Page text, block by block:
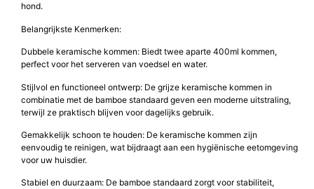
hond.
Belangrijkste Kenmerken:
Dubbele keramische kommen: Biedt twee aparte 400ml kommen,
perfect voor het serveren van voedsel en water.
Stijlvol en functioneel ontwerp: De grijze keramische kommen in
combinatie met de bamboe standaard geven een moderne uitstraling,
terwijl ze praktisch blijven voor dagelijks gebruik.
Gemakkelijk schoon te houden: De keramische kommen zijn
eenvoudig te reinigen, wat bijdraagt aan een hygiënische eetomgeving
voor uw huisdier.
Stabiel en duurzaam: De bamboe standaard zorgt voor stabiliteit,